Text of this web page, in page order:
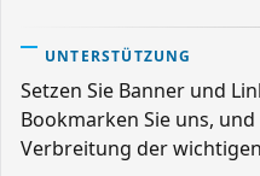
UNTERSTÜTZUNG
Setzen Sie Banner und
Bookmarken Sie uns,
Verbreitung der